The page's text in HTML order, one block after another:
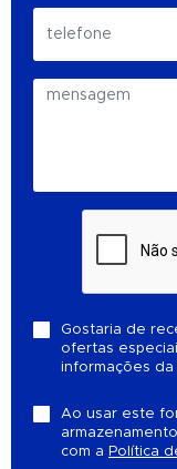
Gostaria de
ofertas
informações da
Ao usar este
com a Política